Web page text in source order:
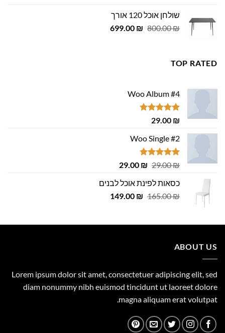
500.00 ₪.שולחן אוכל 120 אורך
800.00₪
המחיר
699.00 ₪
המחיר
TOP RATED
Woo Album #4
דורג5.00
29.00 ₪
Woo Single #2
דורג4.75
29.00₪
המחיר
היה:
29.00 ₪.
29.00 ₪
המחיר
הוא:
29.00 ₪.
כסאות לפינת אוכל לבנים
165.00₪
המחיר
165.00 ₪.
149.00 ₪
המחיר
149.00 ₪.
ABOUT US
Lorem ipsum dolor sit amet, consectetuer adipiscing elit, sed
diam nonummy nibh euismod tincidunt ut laoreet dolore
magna aliquam erat volutpat.